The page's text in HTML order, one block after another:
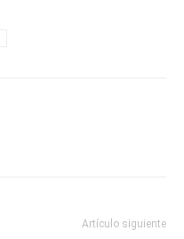
Artículo siguiente